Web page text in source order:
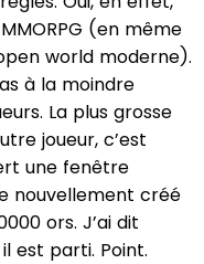
(en même
world moderne).
à la moindre
La plus grosse
joueur, c’est
une fenêtre
nouvellement créé
ors. J’ai dit
est parti. Point.